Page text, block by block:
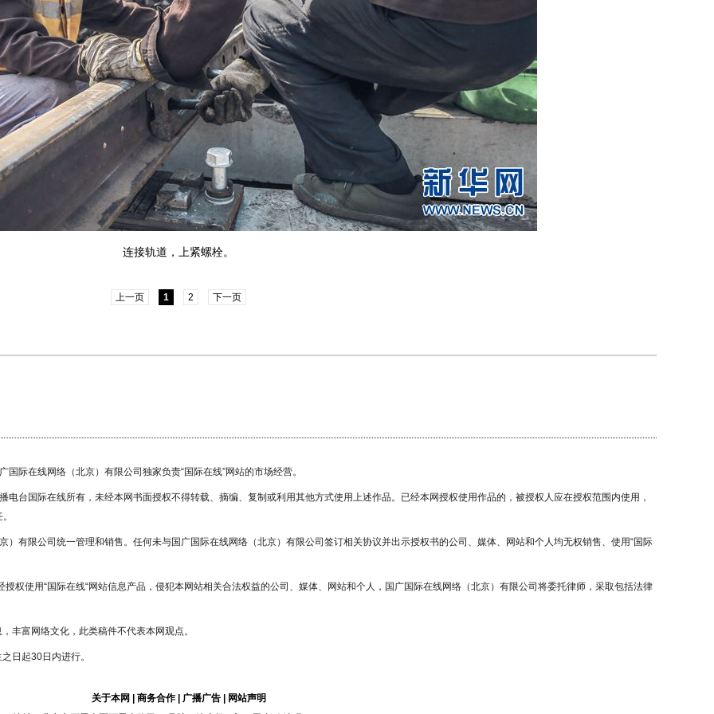
连接轨道，上紧螺栓。
上一页 1 2 下一页
际在线网络（北京）有限公司独家负责“国际在线”网站的市场经营。
电台国际在线所有，未经本网书面授权不得转载、摘编、复制或利用其他方式使用上述作品。已经本网授权使用作品的，被授权人应在授权范围内使用，
）有限公司统一管理和销售。任何未与国广国际在线网络（北京）有限公司签订相关协议并出示授权书的公司、媒体、网站和个人均无权销售、使用“国际
授权使用“国际在线“网站信息产品，侵犯本网站相关合法权益的公司、媒体、网站和个人，国广国际在线网络（北京）有限公司将委托律师，采取包括法律
丰富网络文化，此类稿件不代表本网观点。
日起30日内进行。
关于本网 商务合作| 广播广告|
网站声明